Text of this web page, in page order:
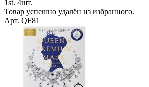
1st. 4шт.
Товар успешно удалён из избранного.
Арт. QF81